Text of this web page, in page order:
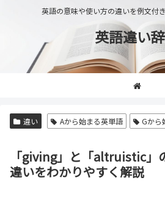
英語の意味や使い方の違いを例文付
英語違い
違い Aから始まる英単語 Gから
「giving」と「altruistic」
違いをわかりやすく解説